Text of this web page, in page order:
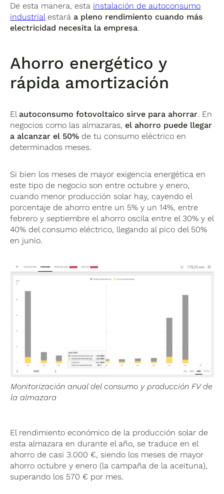
De esta manera, esta instalación de autoconsumo
industrial estará a pleno rendimiento cuando más
electricidad necesita la empresa.
Ahorro energético y
rápida amortización
El autoconsumo fotovoltaico sirve para ahorrar. En
negocios como las almazaras,el ahorro puede llegar
a alcanzar el 50% de tu consumo eléctrico en
determinados meses.
Si bien los meses de mayor exigencia energética en
este tipo de negocio son entre octubre y enero,
cuando menor producción solar hay, cayendo el
porcentaje de ahorro entre un 5% y un 14%, entre
febrero y septiembre el ahorro oscila entre el 30% y el
40% del consumo eléctrico, llegando al pico del 50%
en junio.
Monitorización anual del consumo y producción FV de
la almazara
El rendimiento económico de la producción solar de
esta almazara en durante el año, se traduce en el
ahorro de casi 3.000 €, siendo los meses de mayor
ahorro octubre y enero (la campaña de la aceituna),
superando los 570 € por mes.